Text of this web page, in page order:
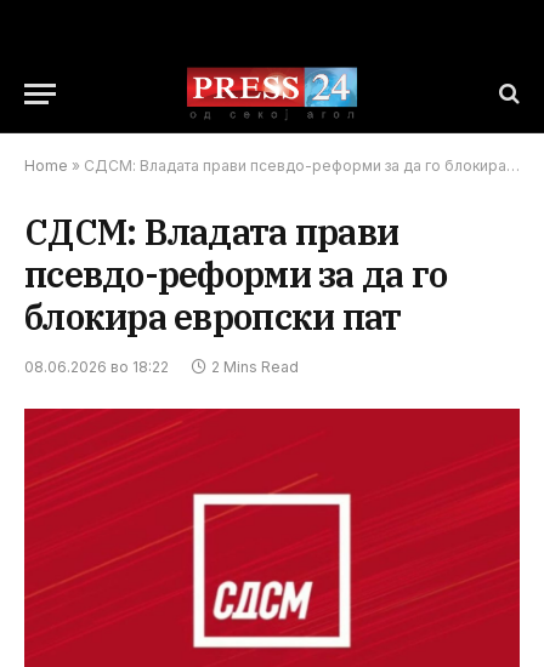
Home » СДСМ: Владата прави псевдо-реформи за да го блокира европски пат
СДСМ: Владата прави
псевдо-реформи за да го
блокира европски пат
08.06.2026 во 18:22 2 Mins Read